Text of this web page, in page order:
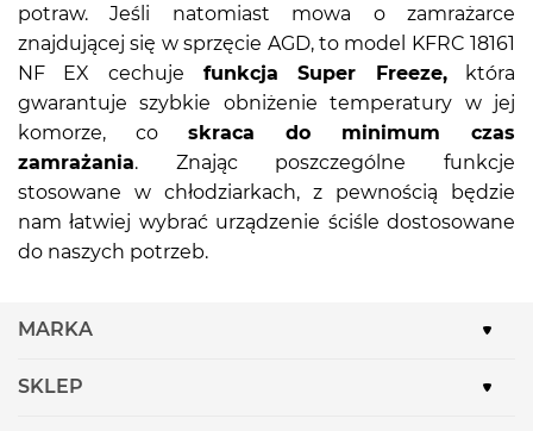
potraw. Jeśli natomiast mowa o zamrażarce
znajdującej się w sprzęcie AGD, to model KFRC 18161
NF EX cechuje funkcja Super Freeze,która
gwarantuje szybkie obniżenie temperatury w jej
komorze, co skraca do minimum czas
zamrażania. Znając poszczególne funkcje
stosowane w chłodziarkach, z pewnością będzie
nam łatwiej wybrać urządzenie ściśle dostosowane
do naszych potrzeb.
MARKA
SKLEP